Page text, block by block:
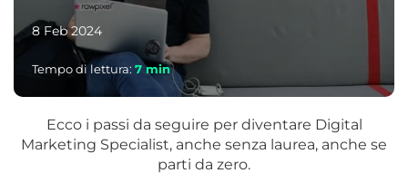
8 Feb 2024
Tempo di lettura: 7min
Ecco i passi da seguire per diventare Digital
Marketing Specialist, anche senza laurea, anche se
parti da zero.